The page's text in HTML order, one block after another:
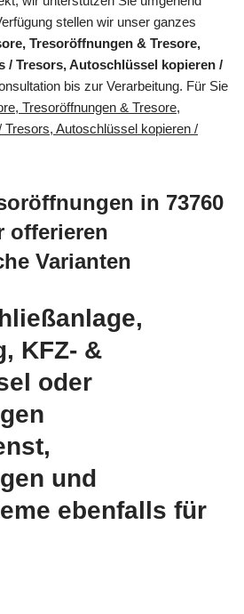
stellen wir unser ganzes
Tresoröffnungen & Tresore,
/ Tresors, Autoschlüssel kopieren /
bis zur Verarbeitung. Für Sie
Tresoröffnungen & Tresore,
Tresors, Autoschlüssel kopieren /
in 73760
offerieren
Varianten
KFZ- &
oder
und
ebenfalls für